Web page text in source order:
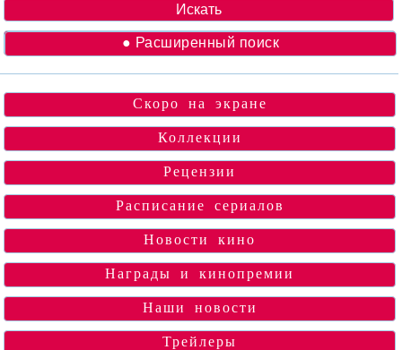
● Расширенный поиск
Скоро на экране
Коллекции
Рецензии
Расписание сериалов
Новости кино
Награды и кинопремии
Наши новости
Трейлеры